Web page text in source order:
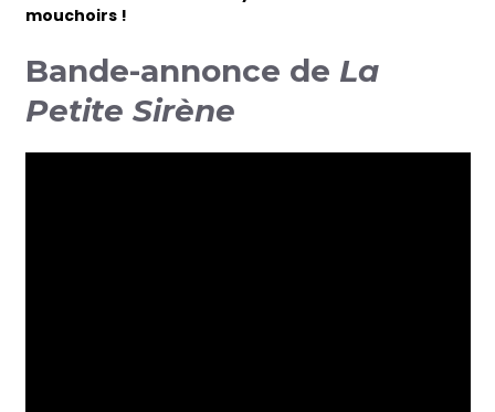
mouchoirs !
Bande-annonce de La
Petite Sirène